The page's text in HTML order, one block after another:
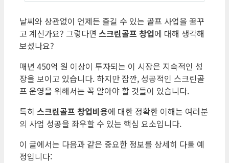
날씨와 상관없이 언제든 즐길 수 있는 골프 사업을 꿈꾸
고 계신가요? 그렇다면 스크린골프 창업에 대해 생각해
보셨나요?
매년 450억 원 이상이 투자되는 이 시장은 지속적인 성
장을 보이고 있습니다. 하지만 잠깐, 성공적인 스크린골
프 운영을 위해서는 꼭 알아야 할 것들이 있습니다.
특히 스크린골프 창업비용에 대한 정확한 이해는 여러분
의 사업 성공을 좌우할 수 있는 핵심 요소입니다.
이 글에서는 다음과 같은 중요한 정보를 상세히 다룰 예
정입니다: